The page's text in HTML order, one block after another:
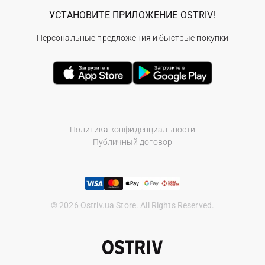
Политика конфиденциальности
Публичный договор
© 2026 Ostriv.ua Store. All Rights Reserved.
УСТАНОВИТЕ ПРИЛОЖЕНИЕ OSTRIV!
Персональные предложения и быстрые покупки